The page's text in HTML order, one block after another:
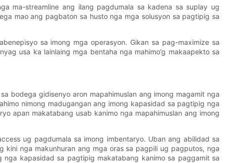
ma-streamline ang ilang pagdumala sa kadena sa suplay ug
mao ang pagbaton sa husto nga mga solusyon sa pagtipig sa
sa imong mga operasyon. Gikan sa pag-maximize sa
usa ka lainlaing mga bentaha nga mahimo’g makaapekto sa
bodega gidisenyo aron mapahimuslan ang imong magamit nga
nimong madugangan ang imong kapasidad sa pagtipig nga
apan makatabang usab kanimo nga mapahimuslan ang imong
ug pagdumala sa imong imbentaryo. Uban ang abilidad sa
nga makunhuran ang mga oras sa pagpili ug pagputos, nga
kapasidad sa pagtipig makatabang kanimo sa paggamit sa